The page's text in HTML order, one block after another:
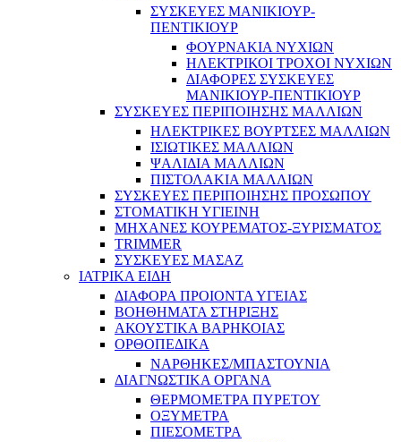
ΣΥΣΚΕΥΕΣ ΜΑΝΙΚΙΟΥΡ-
ΠΕΝΤΙΚΙΟΥΡ
ΦΟΥΡΝΑΚΙΑ ΝΥΧΙΩΝ
ΗΛΕΚΤΡΙΚΟΙ ΤΡΟΧΟΙ ΝΥΧΙΩΝ
ΔΙΑΦΟΡΕΣ ΣΥΣΚΕΥΕΣ
ΜΑΝΙΚΙΟΥΡ-ΠΕΝΤΙΚΙΟΥΡ
ΣΥΣΚΕΥΕΣ ΠΕΡΙΠΟΙΗΣΗΣ ΜΑΛΛΙΩΝ
ΗΛΕΚΤΡΙΚΕΣ ΒΟΥΡΤΣΕΣ ΜΑΛΛΙΩΝ
ΙΣΙΩΤΙΚΕΣ ΜΑΛΛΙΩΝ
ΨΑΛΙΔΙΑ ΜΑΛΛΙΩΝ
ΠΙΣΤΟΛΑΚΙΑ ΜΑΛΛΙΩΝ
ΣΥΣΚΕΥΕΣ ΠΕΡΙΠΟΙΗΣΗΣ ΠΡΟΣΩΠΟΥ
ΣΤΟΜΑΤΙΚΗ ΥΓΙΕΙΝΗ
ΜΗΧΑΝΕΣ ΚΟΥΡΕΜΑΤΟΣ-ΞΥΡΙΣΜΑΤΟΣ
TRIMMER
ΣΥΣΚΕΥΕΣ ΜΑΣΑΖ
ΙΑΤΡΙΚΑ ΕΙΔΗ
ΔΙΑΦΟΡΑ ΠΡΟΙΟΝΤΑ ΥΓΕΙΑΣ
ΒΟΗΘΗΜΑΤΑ ΣΤΗΡΙΞΗΣ
ΑΚΟΥΣΤΙΚΑ ΒΑΡΗΚΟΙΑΣ
ΟΡΘΟΠΕΔΙΚΑ
ΝΑΡΘΗΚΕΣ/ΜΠΑΣΤΟΥΝΙΑ
ΔΙΑΓΝΩΣΤΙΚΑ ΟΡΓΑΝΑ
ΘΕΡΜΟΜΕΤΡΑ ΠΥΡΕΤΟΥ
ΟΞΥΜΕΤΡΑ
ΠΙΕΣΟΜΕΤΡΑ